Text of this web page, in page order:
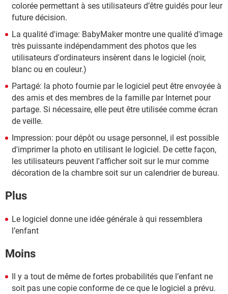
colorée permettant à ses utilisateurs d’être guidés pour leur
future décision.
La qualité d'image: BabyMaker montre une qualité d'image
très puissante indépendamment des photos que les
utilisateurs d'ordinateurs insèrent dans le logiciel (noir,
blanc ou en couleur.)
Partagé: la photo fournie par le logiciel peut être envoyée à
des amis et des membres de la famille par Internet pour
partage. Si nécessaire, elle peut être utilisée comme écran
de veille.
Impression: pour dépôt ou usage personnel, il est possible
d'imprimer la photo en utilisant le logiciel. De cette façon,
les utilisateurs peuvent l'afficher soit sur le mur comme
décoration de la chambre soit sur un calendrier de bureau.
Plus
Le logiciel donne une idée générale à qui ressemblera
l’enfant
Moins
Il y a tout de même de fortes probabilités que l’enfant ne
soit pas une copie conforme de ce que le logiciel a prévu.